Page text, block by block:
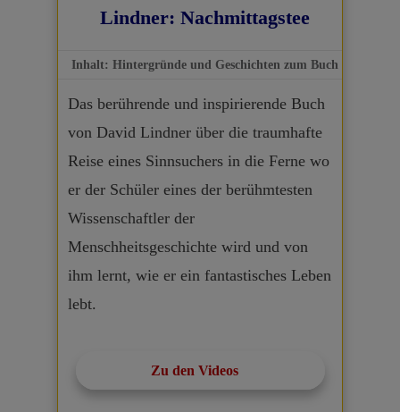
Lindner: Nachmittagstee
Inhalt: Hintergründe und Geschichten zum Buch
Das berührende und inspirierende Buch
von David Lindner über die traumhafte
Reise eines Sinnsuchers in die Ferne wo
er der Schüler eines der berühmtesten
Wissenschaftler der
Menschheitsgeschichte wird und von
ihm lernt, wie er ein fantastisches Leben
lebt.
Zu den Videos